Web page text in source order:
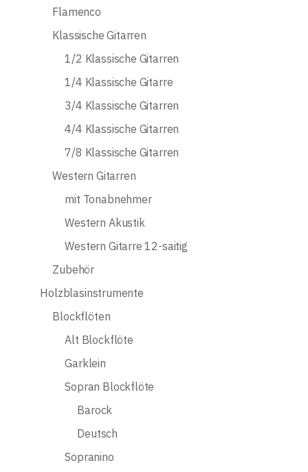
Flamenco
Klassische Gitarren
1/2 Klassische Gitarren
1/4 Klassische Gitarre
3/4 Klassische Gitarren
4/4 Klassische Gitarren
7/8 Klassische Gitarren
Western Gitarren
mit Tonabnehmer
Western Akustik
Western Gitarre 12-saitig
Zubehör
Holzblasinstrumente
Blockflöten
Alt Blockflöte
Garklein
Sopran Blockflöte
Barock
Deutsch
Sopranino